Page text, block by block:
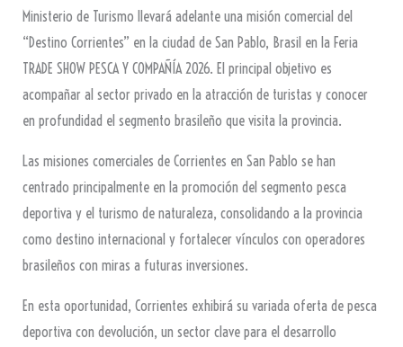
Ministerio de Turismo llevará adelante una misión comercial del
“Destino Corrientes” en la ciudad de San Pablo, Brasil en la Feria
TRADE SHOW PESCA Y COMPAÑÍA 2026. El principal objetivo es
acompañar al sector privado en la atracción de turistas y conocer
en profundidad el segmento brasileño que visita la provincia.
Las misiones comerciales de Corrientes en San Pablo se han
centrado principalmente en la promoción del segmento pesca
deportiva y el turismo de naturaleza, consolidando a la provincia
como destino internacional y fortalecer vínculos con operadores
brasileños con miras a futuras inversiones.
En esta oportunidad, Corrientes exhibirá su variada oferta de pesca
deportiva con devolución, un sector clave para el desarrollo